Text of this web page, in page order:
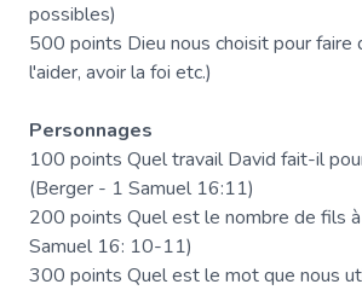
possibles)
500 points Dieu nous choisit pour faire
l'aider, avoir la foi etc.)
Personnages
100 points Quel travail David fait-il
(Berger - 1 Samuel 16:11)
200 points Quel est le nombre de fils
Samuel 16: 10-11)
300 points Quel est le mot que nous